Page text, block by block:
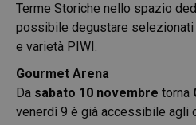
Terme Storiche nello spazio
possibile degustare
e varietà PIWI.
Gourmet Arena
Da sabato 10 novembre torna
venerdì 9 è già accessibile agli